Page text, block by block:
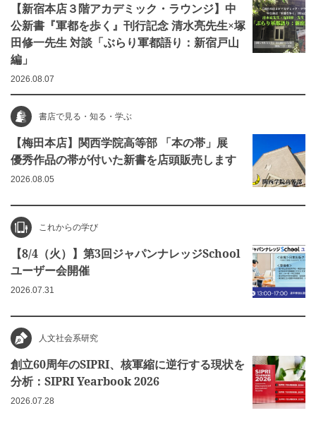
【新宿本店３階アカデミック・ラウンジ】中
公新書『軍都を歩く』刊行記念 清水亮先生×塚
田修一先生 対談「ぶらり軍都語り：新宿戸山
編」
2026.08.07
書店で見る・知る・学ぶ
【梅田本店】関西学院高等部 「本の帯」展
優秀作品の帯が付いた新書を店頭販売します
2026.08.05
これからの学び
【8/4（火）】第3回ジャパンナレッジSchool
ユーザー会開催
2026.07.31
人文社会系研究
創立60周年のSIPRI、核軍縮に逆行する現状を
分析：SIPRI Yearbook 2026
2026.07.28